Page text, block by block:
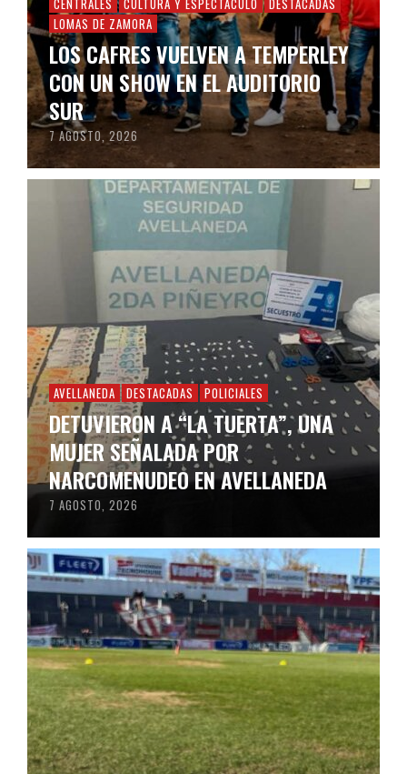
CENTRALES CULTURA Y ESPECTÁCULO
DESTACADAS
LOMAS DE ZAMORA
LOS CAFRES VUELVEN A TEMPERLEY
CON UN SHOW EN EL AUDITORIO
SUR
7 AGOSTO, 2026
AVELLANEDA DESTACADAS POLICIALES
DETUVIERON A “LA TUERTA”, UNA
MUJER SEÑALADA POR
NARCOMENUDEO EN AVELLANEDA
7 AGOSTO, 2026